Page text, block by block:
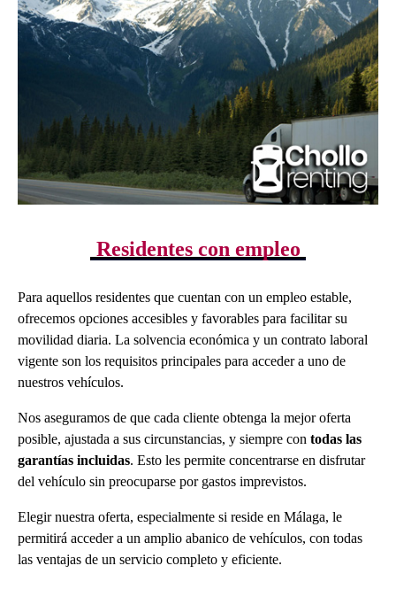
Residentes con empleo
Para aquellos residentes que cuentan con un empleo estable,
ofrecemos opciones accesibles y favorables para facilitar su
movilidad diaria. La solvencia económica y un contrato laboral
vigente son los requisitos principales para acceder a uno de
nuestros vehículos.
Nos aseguramos de que cada cliente obtenga la mejor oferta
posible, ajustada a sus circunstancias, y siempre con todas las
garantías incluidas. Esto les permite concentrarse en disfrutar
del vehículo sin preocuparse por gastos imprevistos.
Elegir nuestra oferta, especialmente si reside en Málaga, le
permitirá acceder a un amplio abanico de vehículos, con todas
las ventajas de un servicio completo y eficiente.